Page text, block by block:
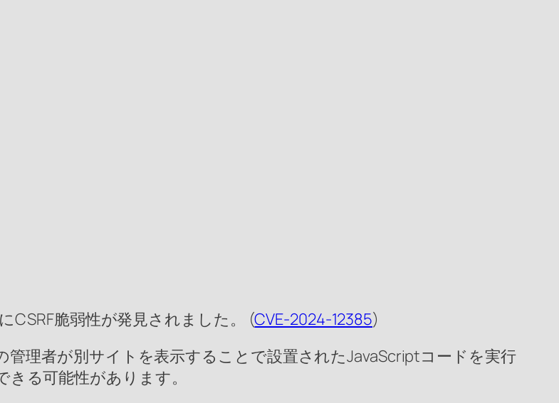
CSRF脆弱性が発見されました。 (CVE-2024-12385)
理者が別サイトを表示することで設置されたJavaScriptコードを実行
る可能性があります。